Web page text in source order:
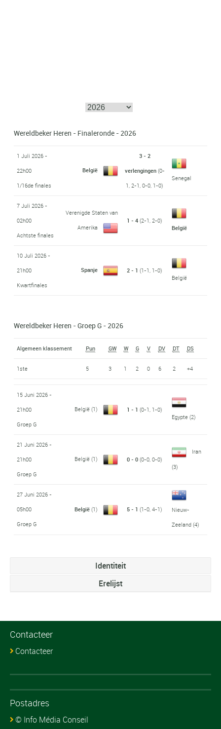
Wereldbeker Heren - Finaleronde - 2026
1 Juli 2026 -
22h00
1/16de finales
België
3 - 2
verlengingen(0-
1, 2-1, 0-0, 1-0)
Senegal
7 Juli 2026 -
02h00
Achtste finales
Verenigde Staten van
Amerika
1 - 4 (2-1, 2-0)
België
10 Juli 2026 -
21h00
Kwartfinales
Spanje 2 - 1 (1-1, 1-0)
België
Wereldbeker Heren - Groep G - 2026
Algemeen klassement Pun GW W G V DV DT DS
1ste 5 3 1 2 0 6 2 +4
15 Juni 2026 -
21h00
Groep G
België(1) 1 - 1 (0-1, 1-0)
Egypte(2)
21 Juni 2026 -
21h00
Groep G
België(1) 0 - 0 (0-0, 0-0)
Iran
(3)
27 Juni 2026 -
05h00
Groep G
België(1) 5 - 1 (1-0, 4-1)
Nieuw-
Zeeland(4)
Identiteit
Erelijst
Contacteer
Contacteer
Postadres
© Info Média Conseil